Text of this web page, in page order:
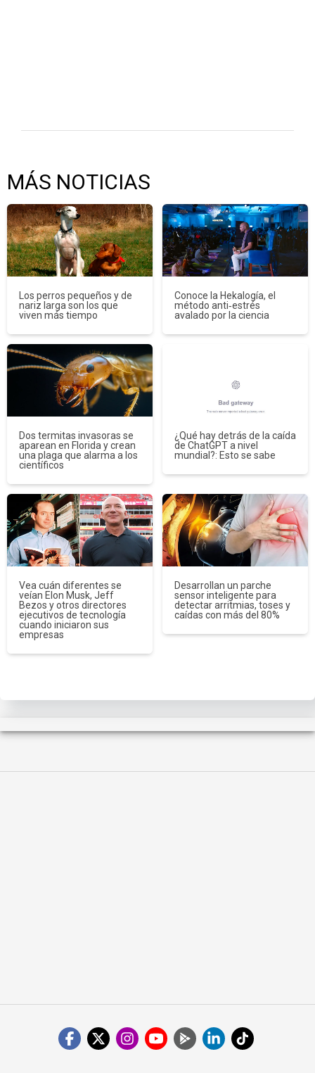
MÁS NOTICIAS
Los perros pequeños y de
nariz larga son los que
viven más tiempo
Conoce la Hekalogía, el
método anti‑estrés
avalado por la ciencia
Dos termitas invasoras se
aparean en Florida y crean
una plaga que alarma a los
científicos
¿Qué hay detrás de la caída
de ChatGPT a nivel
mundial?: Esto se sabe
Vea cuán diferentes se
veían Elon Musk, Jeff
Bezos y otros directores
ejecutivos de tecnología
cuando iniciaron sus
empresas
Desarrollan un parche
sensor inteligente para
detectar arritmias, toses y
caídas con más del 80%